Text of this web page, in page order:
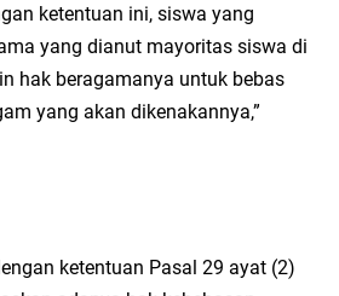
ketentuan ini, siswa yang
yang dianut mayoritas siswa di
hak beragamanya untuk bebas
yang akan dikenakannya,”
ketentuan Pasal 29 ayat (2)